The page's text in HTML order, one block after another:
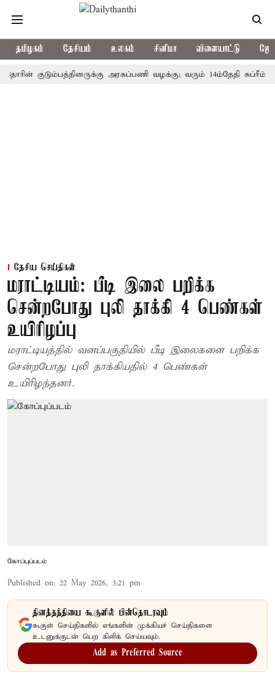
தமிழகம் தேசியம் உலகம் சினிமா விளையாட்டு
குடும்பத்தினருக்கு அரசுப்பணி வழக்கு; வரும் 14ம்தேதி
தேசிய செய்திகள்
மராட்டியம்: பீடி இலை பறிக்க
சென்றபோது புலி தாக்கி 4 பெண்கள்
உயிரிழப்பு
மராட்டியத்தில் வனப்பகுதியில் பீடி இலைகளை பறிக்க
சென்றபோது புலி தாக்கியதில் 4 பெண்கள்
உயிரிழந்தனர்.
கோப்புப்படம்
Published on: 22 May 2026, 3:21 pm
தினத்தந்தியை கூகுளில் பின்தொடரவும்
கூகுள் செய்திகளில் எங்களின் முக்கியச் செய்திகளை
உடனுக்குடன் பெற கிளிக் செய்யவும்.
Add as Preferred Source